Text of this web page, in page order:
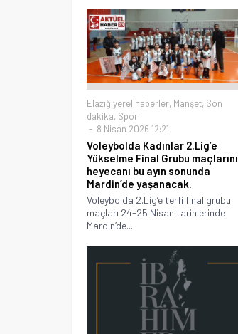
Elazığ yerel haberler, Manşet, Son
dakika, Spor
8 Nisan 2026 12:21
Voleybolda Kadınlar 2.Lig’e
Yükselme Final Grubu maçlarını
heyecanı bu ayın sonunda
Mardin’de yaşanacak.
Voleybolda 2.Lig’e terfi final grubu
maçları 24-25 Nisan tarihlerinde
Mardin’de...